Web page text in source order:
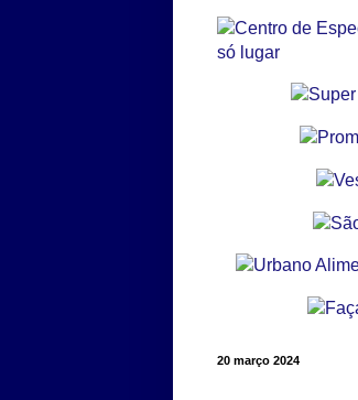
20 março 2024